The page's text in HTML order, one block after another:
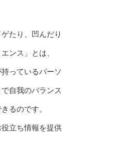
たり、凹んだり
ンス」とは、
っているパーソ
自我のバランス
るのです。
立ち情報を提供